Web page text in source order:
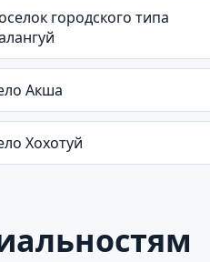
городского типа
Акша
Хохотуй